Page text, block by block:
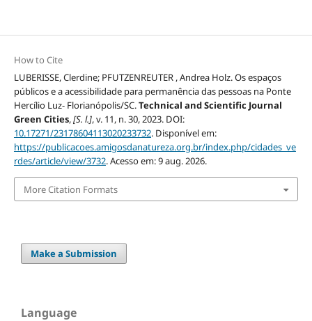
How to Cite
LUBERISSE, Clerdine; PFUTZENREUTER , Andrea Holz. Os espaços
públicos e a acessibilidade para permanência das pessoas na Ponte
Hercílio Luz- Florianópolis/SC.Technical and Scientific Journal
Green Cities,[S. l.], v. 11, n. 30, 2023. DOI:
10.17271/23178604113020233732. Disponível em:
https://publicacoes.amigosdanatureza.org.br/index.php/cidades_ve
rdes/article/view/3732. Acesso em: 9 aug. 2026.
More Citation Formats
Make a Submission
Language